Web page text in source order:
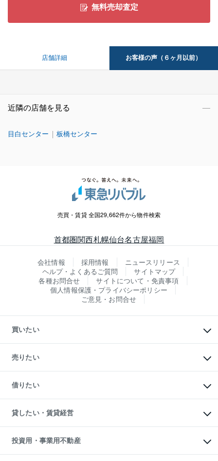
無料売却査定
店舗詳細 お客様の声（６ヶ月以前）
近隣の店舗を見る
目白センター 板橋センター
売買・賃貸 全国29,662件から物件検索
首都圏関西札幌仙台名古屋福岡
会社情報 採用情報
ニュースリリース
ヘルプ・よくあるご質問
サイトマップ
各種お問合せ
サイトについて・免責事項
個人情報保護・プライバシーポリシー
ご意見・お問合せ
買いたい
新築・分譲マンションの購入
中古マンションの購入
一戸建ての購入
中古一戸建ての購入
不動産購入の流れ
注目キーワード物件特集
購入ガイド
English 繁体中文簡体中文
売りたい
一戸建ての売却・査定
土地の売却・査定
スピードAI査定
不動産査定について
不動産売却の流れ
不動産買換えの流れ
売却ガイド
借りたい
オフィス・店舗の賃貸
借りるときの流れ
借りるガイド
貸したい・賃貸経営
マンション賃料データ
賃貸管理プラン
リロケーションについて
投資用・事業用不動産